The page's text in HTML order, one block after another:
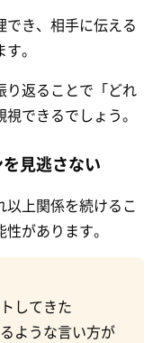
き、相手に伝える
。
り返ることで「どれ
できるでしょう。
見逃さない
上関係を続けるこ
があります。
してきた
ような言い方が